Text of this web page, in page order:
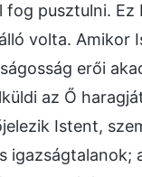
fog pusztulni. Ez
volta. Amikor
erői
az Ő
Istent,
igazságtalanok;